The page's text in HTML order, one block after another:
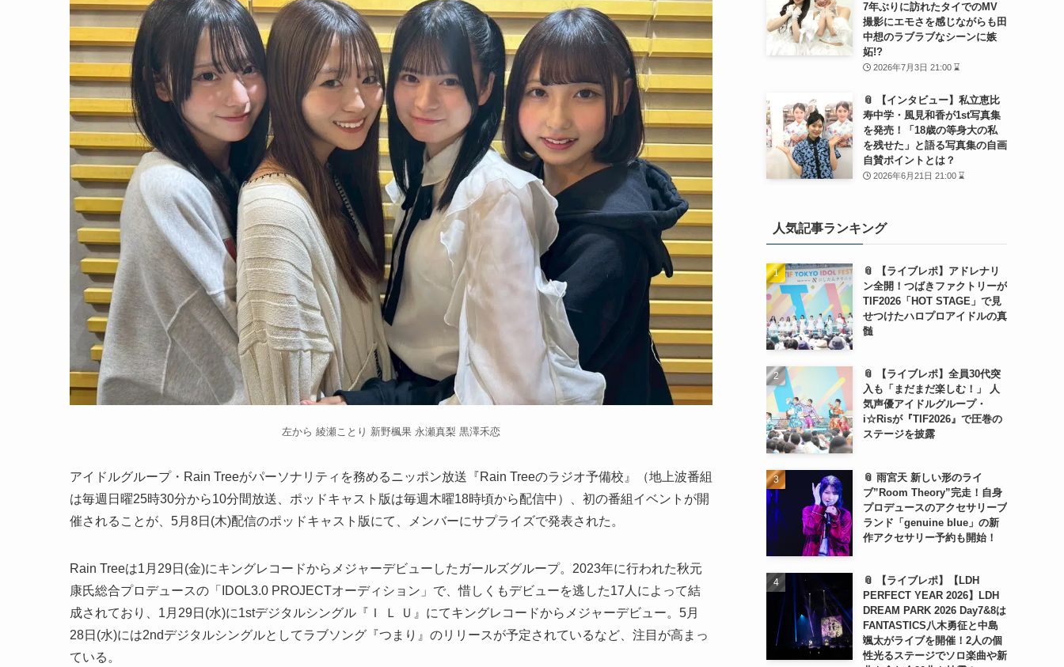
左から 綾瀬ことり 新野楓果 永瀬真梨 黒澤禾恋
アイドルグループ・Rain Treeがパーソナリティを務めるニッポン放送『Rain Treeのラジオ予備校』（地上波番組
は毎週日曜25時30分から10分間放送、ポッドキャスト版は毎週木曜18時頃から配信中）、初の番組イベントが開
催されることが、5月8日(木)配信のポッドキャスト版にて、メンバーにサプライズで発表された。
Rain Treeは1月29日(金)にキングレコードからメジャーデビューしたガールズグループ。2023年に行われた秋元
康氏総合プロデュースの「IDOL3.0 PROJECTオーディション」で、惜しくもデビューを逃した17人によって結
成されており、1月29日(水)に1stデジタルシングル『Ｉ Ｌ Ｕ』にてキングレコードからメジャーデビュー。5月
28日(水)には2ndデジタルシングルとしてラブソング『つまり』のリリースが予定されているなど、注目が高まっ
ている。
7年ぶりに訪れたタイでのMV
撮影にエモさを感じながらも田
中想のラブラブなシーンに嫉
妬!?
2026年7月3日 21:00 ⌛
📎 【インタビュー】私立恵比
寿中学・風見和香が1st写真集
を発売！「18歳の等身大の私
を残せた」と語る写真集の自画
自賛ポイントとは？
2026年6月21日 21:00 ⌛
人気記事ランキング
📎 【ライブレポ】アドレナリ
ン全開！つばきファクトリーが
TIF2026「HOT STAGE」で見
せつけたハロプロアイドルの真
髄
📎 【ライブレポ】全員30代突
入も「まだまだ楽しむ！」 人
気声優アイドルグループ・
i☆Risが『TIF2026』で圧巻の
ステージを披露
📎 雨宮天 新しい形のライ
ブ”Room Theory”完走！自身
プロデュースのアクセサリーブ
ランド「genuine blue」の新
作アクセサリー予約も開始！
📎 【ライブレポ】【LDH
PERFECT YEAR 2026】LDH
DREAM PARK 2026 Day7&8は
FANTASTICS八木勇征と中島
颯太がライブを開催！2人の個
性光るステージでソロ楽曲や新